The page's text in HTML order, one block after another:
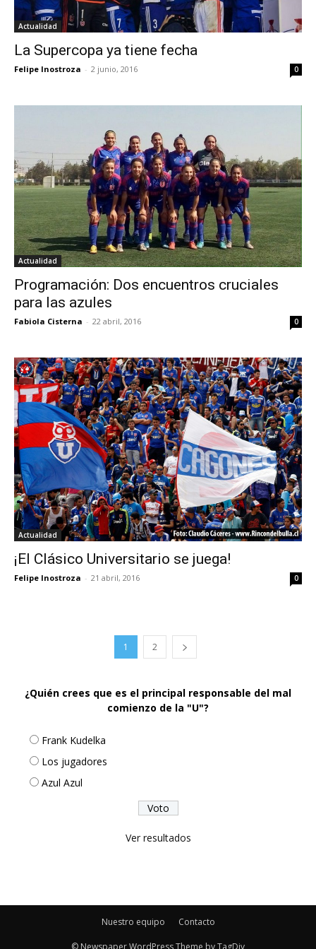
Actualidad
La Supercopa ya tiene fecha
Felipe Inostroza - 2 junio, 2016 0
Actualidad
Programación: Dos encuentros cruciales
para las azules
Fabiola Cisterna - 22 abril, 2016 0
Actualidad
¡El Clásico Universitario se juega!
Felipe Inostroza - 21 abril, 2016 0
1 2
¿Quién crees que es el principal responsable del mal
comienzo de la "U"?
Frank Kudelka
Los jugadores
Azul Azul
Ver resultados
Nuestro equipo Contacto